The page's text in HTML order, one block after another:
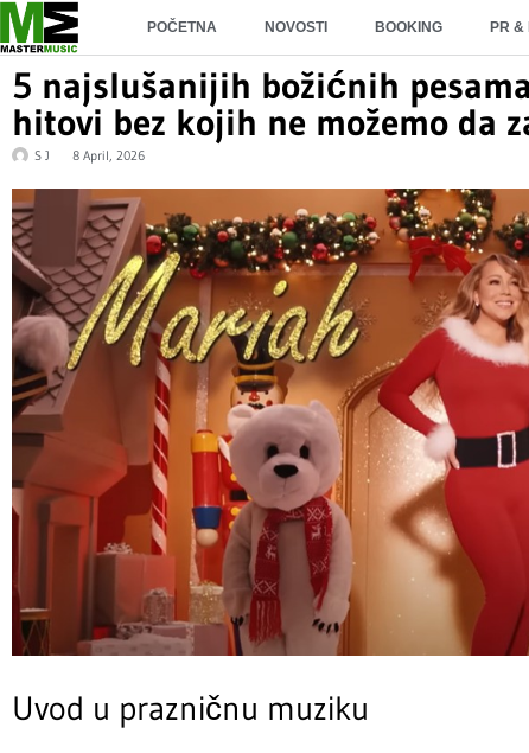
POČETNA NOVOSTI BOOKING PR &
5 najslušanijih božićnih
hitovi bez kojih ne možemo da
S J 8 April, 2026
Uvod u prazničnu muziku